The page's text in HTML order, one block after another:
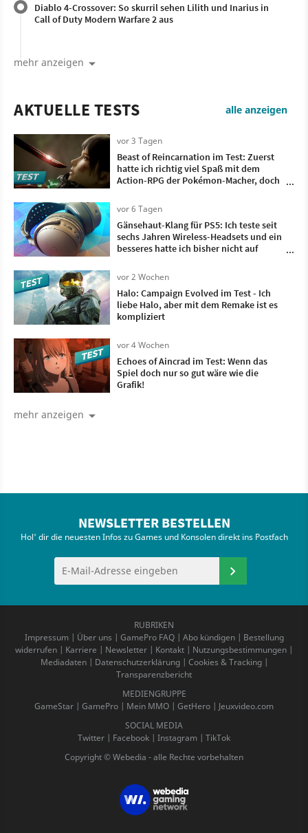
Diablo 4-Crossover: So skurril sehen Lilith und Inarius in
Call of Duty Modern Warfare 2 aus
mehr anzeigen
AKTUELLE TESTS alle anzeigen
vor 3 Tagen
Beast of Reincarnation im Test: Zuerst
hatte ich richtig viel Spaß mit dem
Action-RPG der Pokémon-Macher, doch
vorbei ist
vor 6 Tagen
Gänsehaut-Klang für PS5: Ich teste seit
sechs Jahren Wireless-Headsets und ein
besseres hatte ich bisher nicht auf
vor 2 Wochen
Halo: Campaign Evolved im Test - Ich
liebe Halo, aber mit dem Remake ist es
kompliziert
vor 4 Wochen
Echoes of Aincrad im Test: Wenn das
Spiel doch nur so gut wäre wie die
Grafik!
mehr anzeigen
NEWSLETTER BESTELLEN
Hol' dir die neuesten Infos zu Games und Konsolen direkt ins Postfach
RUBRIKEN
Impressum| Über uns | GamePro FAQ| Abo kündigen| Bestellung
widerrufen | Karriere | Newsletter | Kontakt | Nutzungsbestimmungen |
Mediadaten| Datenschutzerklärung| Cookies & Tracking|
Transparenzbericht
MEDIENGRUPPE
GameStar | GamePro | Mein MMO | GetHero | Jeuxvideo.com
SOCIAL MEDIA
Twitter | Facebook | Instagram | TikTok
Copyright © Webedia - alle Rechte vorbehalten